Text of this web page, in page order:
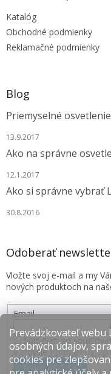
Prevádzkovateľ webu
osobných údajov,
cookies pre
Katalóg
Obchodné podmienky
Reklamačné podmienky
Blog
Priemyselné
13.9.2017
Ako na správne
12.1.2017
Ako si správne vybrať
30.8.2016
Odoberať
Vložte svoj e-mail a my
nových produktoch na
Email
Súhlasím so
v zmysle Podmienok
PRIHLÁSIŤ SA